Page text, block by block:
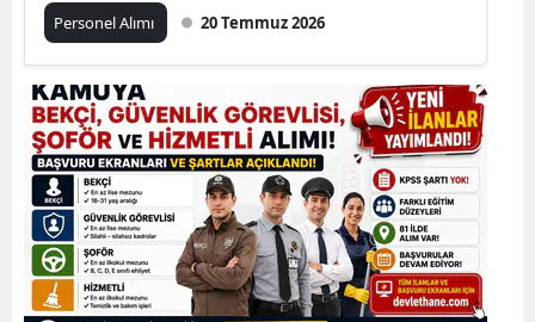
Personel Alımı 20 Temmuz 2026